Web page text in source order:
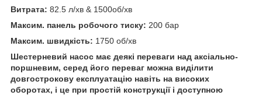
Витрата: 82.5 л/хв & 1500об/хв
Максим. панель робочого тиску: 200 бар
Максим. швидкість: 1750 об/хв
Шестерневий насос має деякі переваги над аксіально-
поршневим, серед його переваг можна виділити
довгострокову експлуатацію навіть на високих
оборотах, і це при простій конструкції і доступною